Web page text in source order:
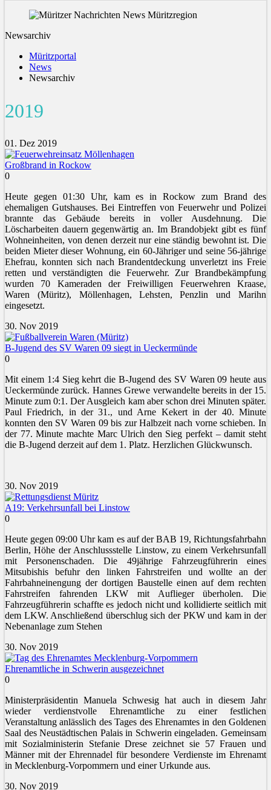
Newsarchiv
Müritzportal
News
Newsarchiv
2019
01. Dez 2019
Großbrand in Rockow
0
Heute gegen 01:30 Uhr, kam es in Rockow zum Brand des
ehemaligen Gutshauses. Bei Eintreffen von Feuerwehr und Polizei
brannte das Gebäude bereits in voller Ausdehnung. Die
Löscharbeiten dauern gegenwärtig an. Im Brandobjekt gibt es fünf
Wohneinheiten, von denen derzeit nur eine ständig bewohnt ist. Die
beiden Mieter dieser Wohnung, ein 60-Jähriger und seine 56-jährige
Ehefrau, konnten sich nach Brandentdeckung unverletzt ins Freie
retten und verständigten die Feuerwehr. Zur Brandbekämpfung
wurden 70 Kameraden der Freiwilligen Feuerwehren Kraase,
Waren (Müritz), Möllenhagen, Lehsten, Penzlin und Marihn
eingesetzt.
30. Nov 2019
B-Jugend des SV Waren 09 siegt in Ueckermünde
0
Mit einem 1:4 Sieg kehrt die B-Jugend des SV Waren 09 heute aus
Ueckermünde zurück. Hannes Grewe verwandelte bereits in der 15.
Minute zum 0:1. Der Ausgleich kam aber schon drei Minuten später.
Paul Friedrich, in der 31., und Arne Kekert in der 40. Minute
konnten den SV Waren 09 bis zur Halbzeit nach vorne schieben. In
der 77. Minute machte Marc Ulrich den Sieg perfekt – damit steht
die B-Jugend derzeit auf dem 1. Platz. Herzlichen Glückwunsch.
30. Nov 2019
A19: Verkehrsunfall bei Linstow
0
Heute gegen 09:00 Uhr kam es auf der BAB 19, Richtungsfahrbahn
Berlin, Höhe der Anschlussstelle Linstow, zu einem Verkehrsunfall
mit Personenschaden. Die 49jährige Fahrzeugführerin eines
Mitsubishis befuhr den linken Fahrstreifen und wollte an der
Fahrbahneinengung der dortigen Baustelle einen auf dem rechten
Fahrstreifen fahrenden LKW mit Auflieger überholen. Die
Fahrzeugführerin schaffte es jedoch nicht und kollidierte seitlich mit
dem LKW. Anschließend überschlug sich der PKW und kam in der
Nebenanlage zum Stehen
30. Nov 2019
Ehrenamtliche in Schwerin ausgezeichnet
0
Ministerpräsidentin Manuela Schwesig hat auch in diesem Jahr
wieder verdienstvolle Ehrenamtliche zu einer festlichen
Veranstaltung anlässlich des Tages des Ehrenamtes in den Goldenen
Saal des Neustädtischen Palais in Schwerin eingeladen. Gemeinsam
mit Sozialministerin Stefanie Drese zeichnet sie 57 Frauen und
Männer mit der Ehrennadel für besondere Verdienste im Ehrenamt
in Mecklenburg-Vorpommern und einer Urkunde aus.
30. Nov 2019